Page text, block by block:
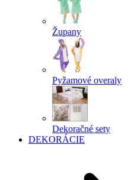
Župany
Pyžamové overaly
Dekoračné sety
DEKORÁCIE